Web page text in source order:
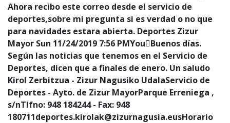
Ahora recibo este correo desde el servicio de
deportes,sobre mi pregunta si es verdad o no que
para navidades estara abierta. Deportes Zizur
Mayor Sun 11/24/2019 7:56 PMYouBuenos días.
Según las noticias que tenemos en el Servicio de
Deportes, dicen que a finales de enero. Un saludo
Kirol Zerbitzua - Zizur Nagusiko UdalaServicio de
Deportes - Ayto. de Zizur MayorParque Erreniega ,
s/nTlfno: 948 184244 - Fax: 948
180711deportes.kirolak@zizurnagusia.eusHorario